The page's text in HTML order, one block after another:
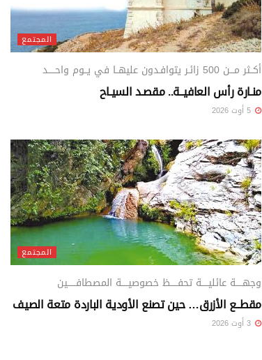
المجتمع
أكــثر مـــن 500 زائـر يتوافـدون عليهــا في يــوم واحـــــد
منـارة رأس العافيــة.. مقصـد السيـاح
المجتمع
وجهـــــة عائليـــــة تحفـــــظ خصوصيـــــة المصطافــــــين
مقطــع الأزرق… حين تصنع الأودية الباردة متعة الصيف